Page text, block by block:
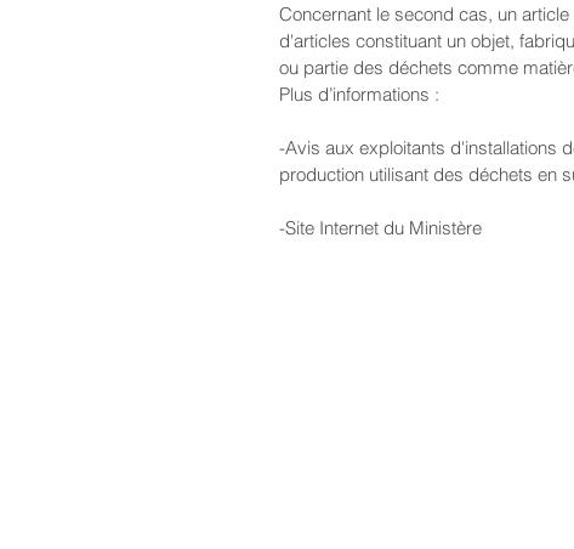
Concernant le second cas, un
d'articles constituant un objet,
ou partie des déchets comme
Plus d’informations :
-Avis aux exploitants d'installations
production utilisant des déchets en
-Site Internet du Ministère